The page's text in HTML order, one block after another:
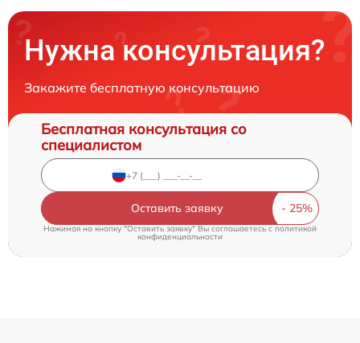
Нужна консультация?
Закажите бесплатную консультацию
Бесплатная консультация со
специалистом
Оставить заявку
Нажимая на кнопку "Оставить заявку" Вы соглашаетесь cполитикой
конфиденциальности